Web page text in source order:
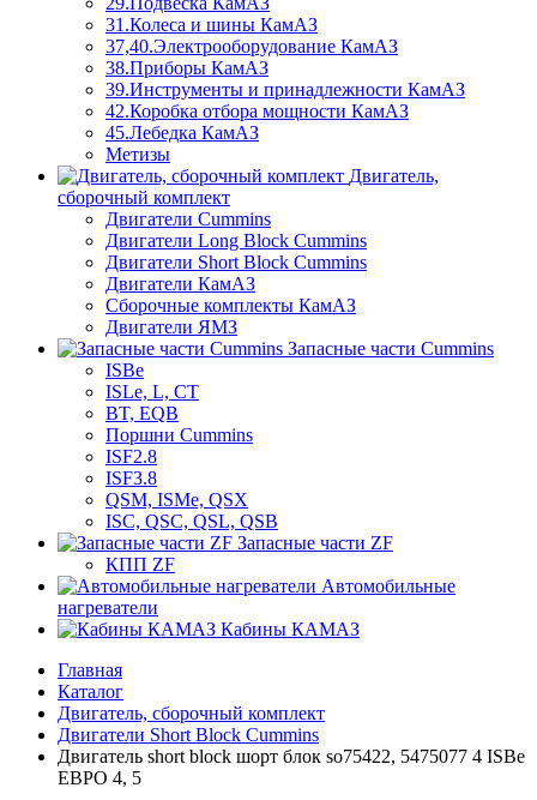
31.Колеса и шины КамАЗ
37,40.Электрооборудование КамАЗ
38.Приборы КамАЗ
39.Инструменты и принадлежности КамАЗ
42.Коробка отбора мощности КамАЗ
45.Лебедка КамАЗ
Метизы
Двигатель,
сборочный комплект
Двигатели Cummins
Двигатели Long Bloсk Cummins
Двигатели Short Bloсk Cummins
Двигатели КамАЗ
Сборочные комплекты КамАЗ
Двигатели ЯМЗ
Запасные части Cummins
ISBe
ISLe, L, CT
BT, EQB
Поршни Cummins
ISF2.8
ISF3.8
QSM, ISMe, QSX
ISC, QSC, QSL, QSB
Запасные части ZF
КПП ZF
Автомобильные
нагреватели
Кабины КАМАЗ
Главная
Каталог
Двигатель, сборочный комплект
Двигатели Short Bloсk Cummins
Двигатель short block шорт блок so75422, 5475077 4 ISBe
ЕВРО 4, 5